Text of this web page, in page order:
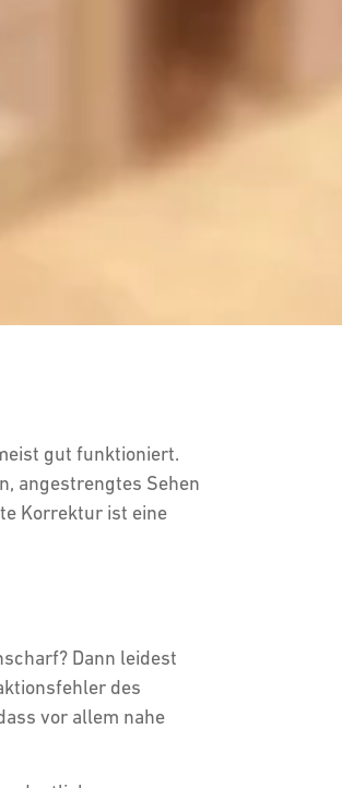
gut funktioniert.
angestrengtes Sehen
Korrektur ist eine
Dann leidest
des
vor allem nahe